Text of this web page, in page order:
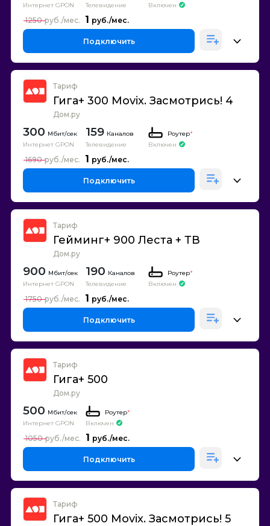
Интернет GPON
Телевидение
Включен
1
1250
Подключить
Тариф
Гига+ 300 Movix. Засмотрись! 4
Дом.ру
300
Интернет GPON
159 Каналов
Телевидение
Роутер*
Включен
1
1690
Подключить
Тариф
Гейминг+ 900 Леста + ТВ
Дом.ру
900
Интернет GPON
190 Каналов
Телевидение
Роутер*
Включен
1
1750
Подключить
Тариф
Гига+ 500
Дом.ру
500
Интернет GPON
Роутер*
Включен
1
1050
Подключить
Тариф
Гига+ 500 Movix. Засмотрись! 5